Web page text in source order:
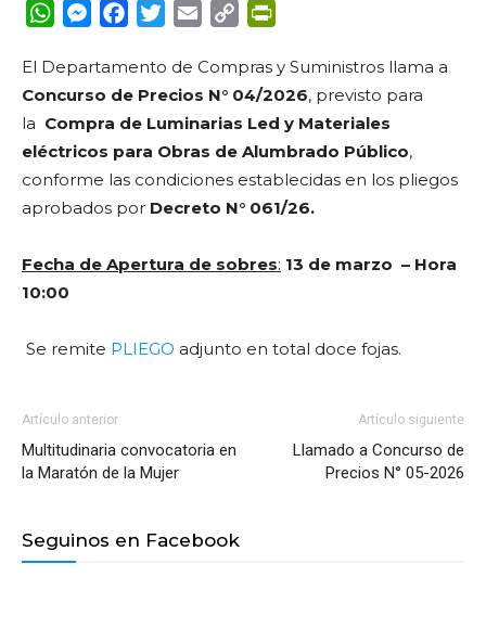
WhatsApp
Messenger
FacebookTwitterEmail Copy
El Departamento de Compras y Suministros llama a
Concurso de Precios N° 04/2026, previsto para
la Compra de Luminarias Led y Materiales
eléctricos para Obras de Alumbrado Público,
conforme las condiciones establecidas en los pliegos
aprobados por Decreto N° 061/26.
Fecha de Apertura de sobres: 13 de marzo – Hora
10:00
Se remite PLIEGO adjunto en total doce fojas.
Artículo anterior
Multitudinaria convocatoria en
la Maratón de la Mujer
Artículo siguiente
Llamado a Concurso de
Precios N° 05-2026
Seguinos en Facebook